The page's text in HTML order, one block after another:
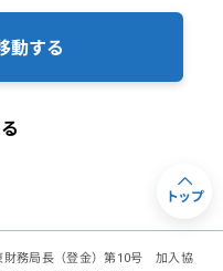
動する
務局長（登金）第10号 加入協
トップ